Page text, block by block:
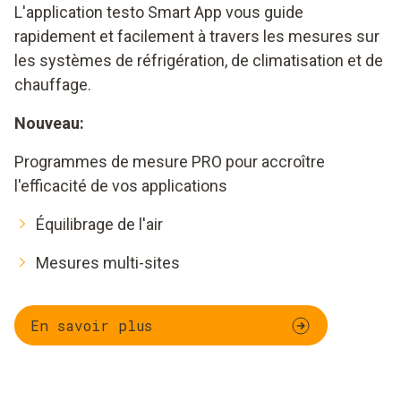
L'application testo Smart App vous guide
rapidement et facilement à travers les mesures sur
les systèmes de réfrigération, de climatisation et de
chauffage.
Nouveau:
Programmes de mesure PRO pour accroître
l'efficacité de vos applications
Équilibrage de l'air
Mesures multi-sites
En savoir plus